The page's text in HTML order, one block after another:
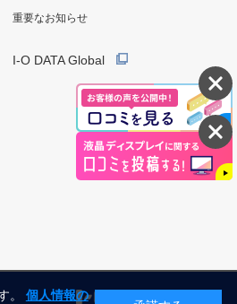
重要なお知らせ
I-O DATA Global
。 個人情報の